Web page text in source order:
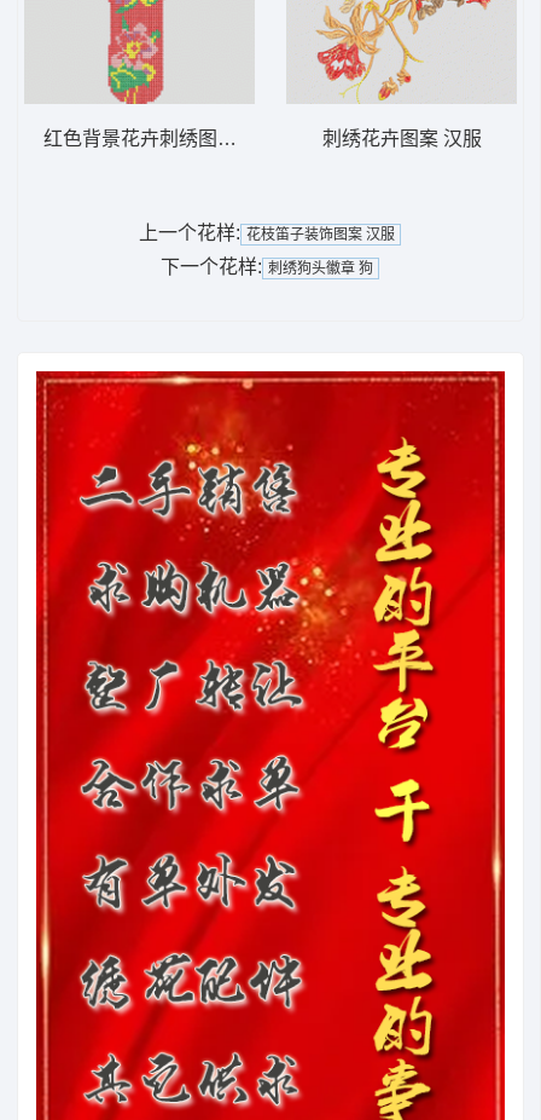
红色背景花卉刺绣图案 鞋垫 刺绣花卉图案 汉服
上一个花样: 花枝笛子装饰图案 汉服
下一个花样: 刺绣狗头徽章 狗